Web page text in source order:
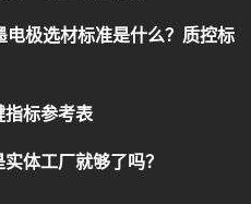
极选材标准是什么？质控标
标参考表
体工厂就够了吗？